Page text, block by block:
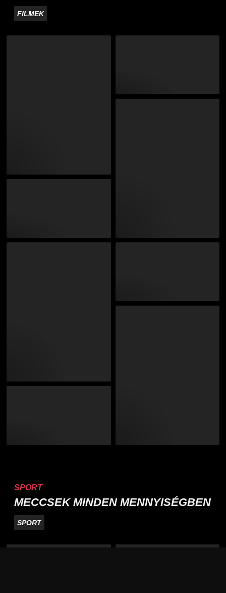
FILMEK
SPORT
MECCSEK MINDEN MENNYISÉGBEN
SPORT